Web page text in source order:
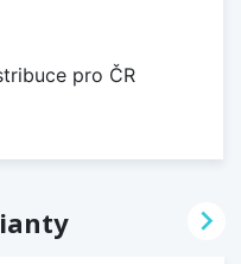
pro ČR
